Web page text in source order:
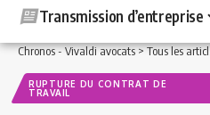
Transmission d’entreprise
Chronos - Vivaldi avocats>Tous les articles
RUPTURE DU CONTRAT DE
TRAVAIL